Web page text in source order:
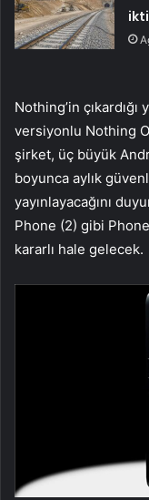
Nothing’in
versiyonlu Nothing
şirket, üç büyük
boyunca aylık
yayınlayacağını
Phone (2) gibi
kararlı hale gelecek.